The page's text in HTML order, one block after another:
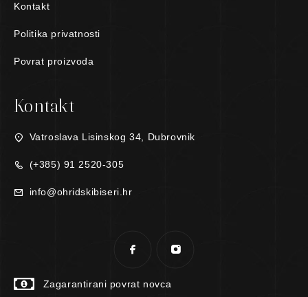
Kontakt
Politika privatnosti
Povrat proizvoda
Kontakt
Vatroslava Lisinskog 34, Dubrovnik
(+385) 91 2520-305
info@ohridskibiseri.hr
Zagarantirani povrat novca